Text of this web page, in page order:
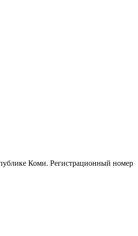
Коми. Регистрационный номер